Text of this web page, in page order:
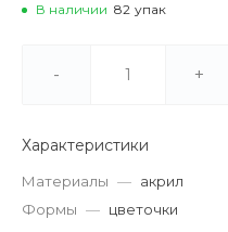
В наличии 82 упак
- +
Характеристики
Материалы — акрил
Формы — цветочки